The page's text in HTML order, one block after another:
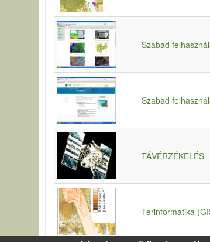
Szabad
Szabad
TÁVÉRZÉKELÉS
Térinformatika